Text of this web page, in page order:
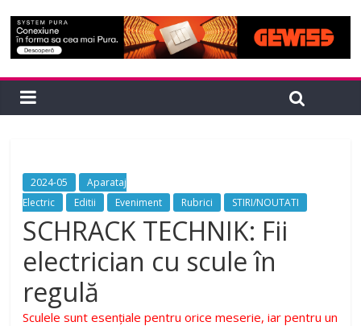
2024-05
Aparataj
Electric
Editii Eveniment Rubrici STIRI/NOUTATI
SCHRACK TECHNIK: Fii
electrician cu scule în
regulă
Sculele sunt esențiale pentruorice meserie, iar pentru un